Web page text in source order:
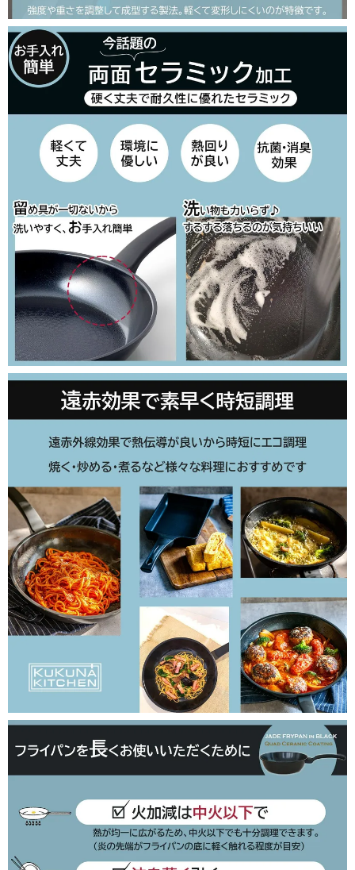
close
■包装の有無（通常発送日＋3営業日以降発送）
(
必
須
□のし紙の有無（のし上・表書きの選択・内のし対応）
(
必
須
※ギフト対応について
(
必
須
確認しました
カートに入れる